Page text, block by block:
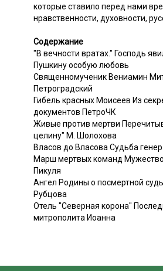
которые ставило перед нами
нравственности, духовности,
Содержание
"В вечности вратах." Господь
Пушкину особую любовь
Священномученик Вениамин
Петроградский
Гибель красных Моисеев Из
документов ПетроЧК
Живые против мертви
целину" М. Шолохова
Власов до Власова Судьба
Марш мертвых команд
Пикуля
Ангел Родины о посмертной
Рубцова
Отель "Северная корона"
митрополита Иоанна